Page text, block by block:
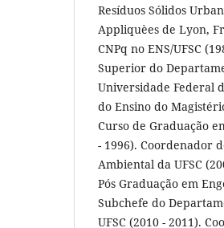
Resíduos Sólidos
Appliquèes de Lyon,
CNPq no ENS/UFSC
Superior do
Universidade Federal
do Ensino do
Curso de Graduação
- 1996). Coordenador
Ambiental da UFSC
Pós Graduação em
Subchefe do
UFSC (2010 - 2011).